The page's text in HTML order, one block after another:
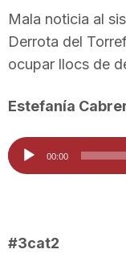
Mala noticia al
Derrota del
ocupar llocs de
Estefanía
Reproductor
d'àudio
00:00
#3cat2